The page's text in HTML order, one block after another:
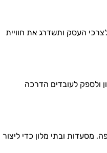
העסק ותשדרג את חוויית
ולספק לעובדים הדרכה
מסעדות ובתי מלון כדי ליצור